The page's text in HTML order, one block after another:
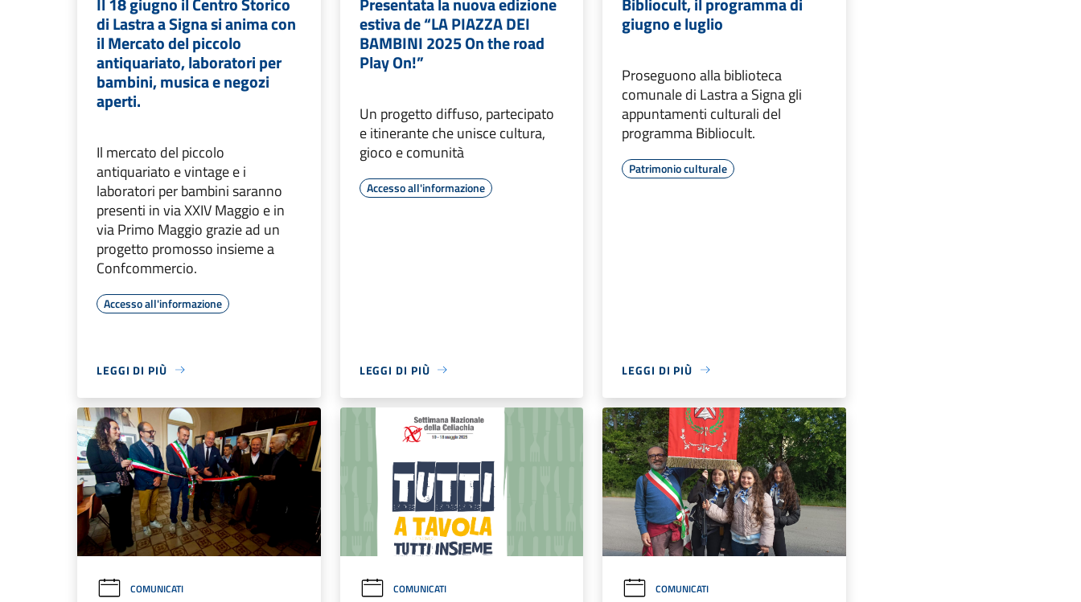
di Lastra a Signa si anima con
il Mercato del piccolo
antiquariato, laboratori per
bambini, musica e negozi
aperti.
Il mercato del piccolo
antiquariato e vintage e i
laboratori per bambini saranno
presenti in via XXIV Maggio e in
via Primo Maggio grazie ad un
progetto promosso insieme a
Confcommercio.
Accesso all'informazione
LEGGI DI PIÙ
estiva de “LA PIAZZA DEI
BAMBINI 2025 On the road
Play On!”
Un progetto diffuso, partecipato
e itinerante che unisce cultura,
gioco e comunità
Accesso all'informazione
LEGGI DI PIÙ
giugno e luglio
Proseguono alla biblioteca
comunale di Lastra a Signa gli
appuntamenti culturali del
programma Bibliocult.
Patrimonio culturale
LEGGI DI PIÙ
COMUNICATI COMUNICATI COMUNICATI